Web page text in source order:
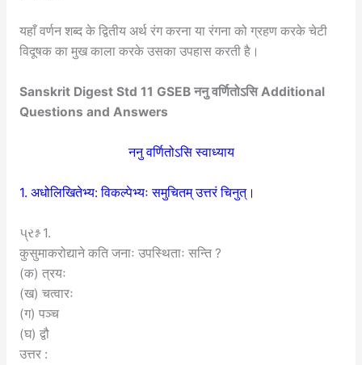
यहाँ वर्णन शब्द के द्वितीय अर्थ रंग करना या रंगना को ग्रहण करके चेटी
विदूषक का मुख काला करके उसका उपहास करती है।
Sanskrit Digest Std 11 GSEB ननु वर्णितोऽसि Additional
Questions and Answers
ननु वर्णितोऽसि स्वाध्याय
1. अधोलिखितेभ्य: विकल्पेभ्यः समुचितम् उत्तरं चिनुत्।
પ્રશ્ન 1.
कुसुमाकरोद्याने कति जनाः उपस्थिताः सन्ति ?
(क) त्रयः
(ख) चत्वारः
(ग) पञ्च
(घ) द्वौ
उत्तर :